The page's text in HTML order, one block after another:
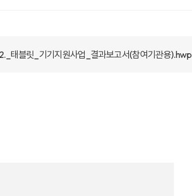
태블릿_기기지원사업_결과보고서(참여기관용).hwp